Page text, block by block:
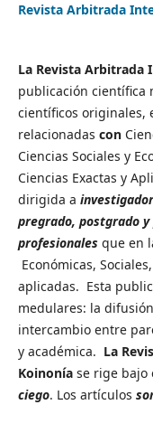
Revista Arbitrada
La Revista Arbitrada
publicación científica
científicos originales,
relacionadas con
Ciencias Sociales y
Ciencias Exactas y
dirigida a
pregrado, postgrado
profesionales que en
Económicas,
aplicadas. Esta
medulares: la
intercambio entre
y académica. La
Koinoníase rige bajo
ciego. Los artículos